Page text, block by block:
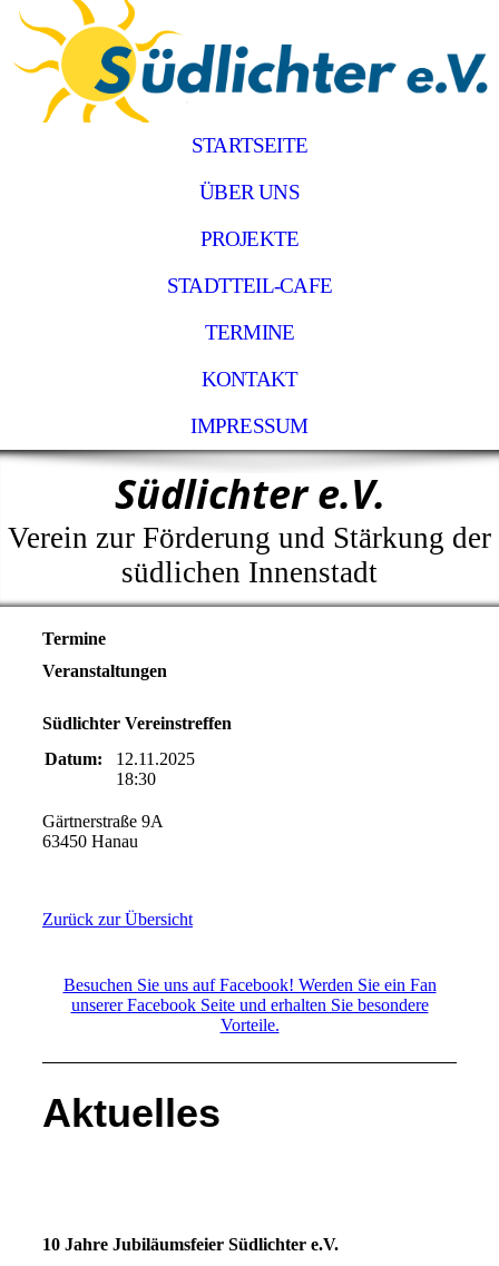
STARTSEITE
ÜBER UNS
PROJEKTE
STADTTEIL-CAFE
TERMINE
KONTAKT
IMPRESSUM
Südlichter e.V.
Verein zur Förderung und Stärkung der
südlichen Innenstadt
Termine
Veranstaltungen
Südlichter Vereinstreffen
Datum:
12.11.2025
18:30
Gärtnerstraße 9A
63450 Hanau
Zurück zur Übersicht
Besuchen Sie uns auf Facebook! Werden Sie ein Fan
unserer Facebook Seite und erhalten Sie besondere
Vorteile.
Aktuelles
10 Jahre Jubiläumsfeier Südlichter e.V.